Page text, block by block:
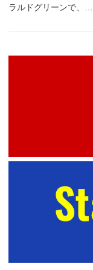
ラルドグリーンで、…